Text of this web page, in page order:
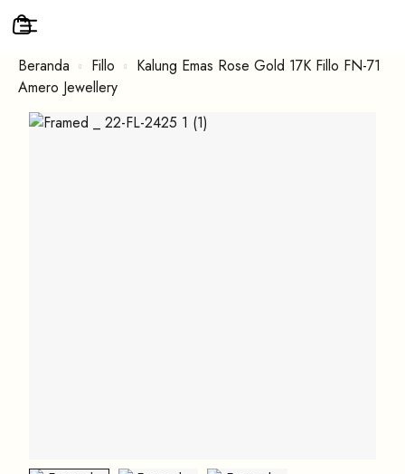
Beranda Fillo
Kalung Emas Rose Gold 17K Fillo FN-71
Amero Jewellery